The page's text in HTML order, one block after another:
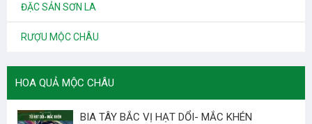
ĐẶC SẢN SƠN LA
RƯỢU MỘC CHÂU
HOA QUẢ MỘC CHÂU
BIA TÂY BẮC VỊ HẠT DỔI- MẮC KHÉN